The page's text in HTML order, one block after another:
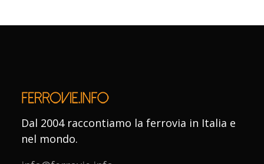
Dal 2004 raccontiamo la ferrovia in Italia e
nel mondo.